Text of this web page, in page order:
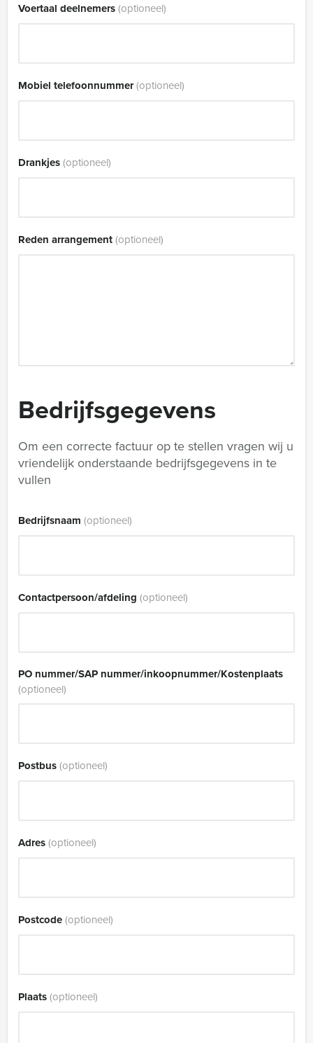
Voertaal deelnemers(optioneel)
Mobiel telefoonnummer(optioneel)
Drankjes(optioneel)
Reden arrangement(optioneel)
Bedrijfsgegevens
Om een correcte factuur op te stellen vragen wij u
vriendelijk onderstaande bedrijfsgegevens in te
vullen
Bedrijfsnaam (optioneel)
Contactpersoon/afdeling (optioneel)
PO nummer/SAP nummer/inkoopnummer/Kostenplaats
(optioneel)
Postbus(optioneel)
Adres(optioneel)
Postcode(optioneel)
Plaats(optioneel)